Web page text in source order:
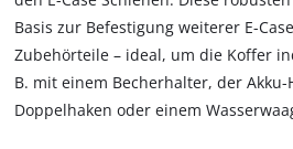
Basis zur Befestigung weiterer E-
Zubehörteile – ideal, um die Koffer
B. mit einem Becherhalter, der
Doppelhaken oder einem